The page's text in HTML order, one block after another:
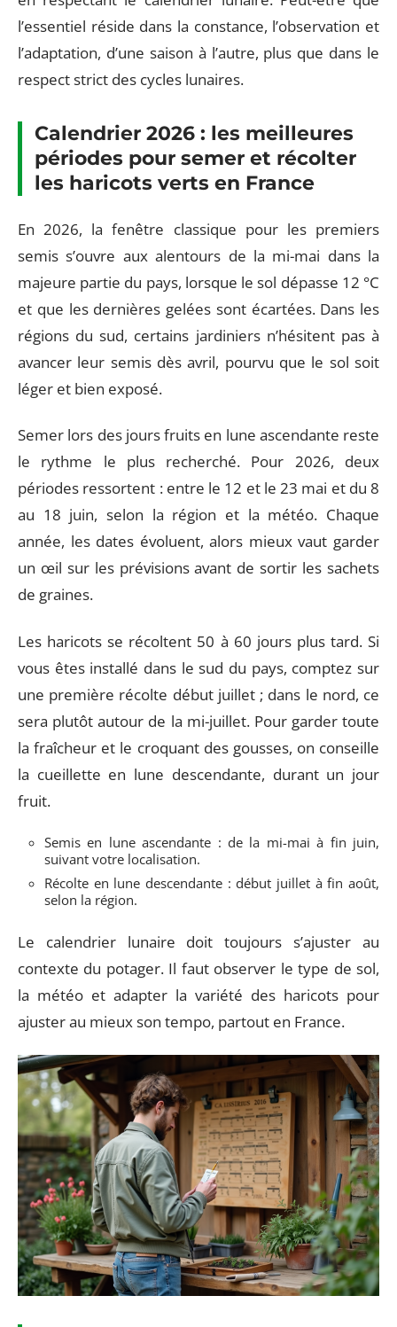
l’essentiel réside dans la constance, l’observation et
l’adaptation, d’une saison à l’autre, plus que dans le
respect strict des cycles lunaires.
Calendrier 2026 : les meilleures
périodes pour semer et récolter
les haricots verts en France
En 2026, la fenêtre classique pour les premiers
semis s’ouvre aux alentours de la mi-mai dans la
majeure partie du pays, lorsque le sol dépasse 12 °C
et que les dernières gelées sont écartées. Dans les
régions du sud, certains jardiniers n’hésitent pas à
avancer leur semis dès avril, pourvu que le sol soit
léger et bien exposé.
Semer lors des jours fruits en lune ascendante reste
le rythme le plus recherché. Pour 2026, deux
périodes ressortent : entre le 12 et le 23 mai et du 8
au 18 juin, selon la région et la météo. Chaque
année, les dates évoluent, alors mieux vaut garder
un œil sur les prévisions avant de sortir les sachets
de graines.
Les haricots se récoltent 50 à 60 jours plus tard. Si
vous êtes installé dans le sud du pays, comptez sur
une première récolte début juillet ; dans le nord, ce
sera plutôt autour de la mi-juillet. Pour garder toute
la fraîcheur et le croquant des gousses, on conseille
la cueillette en lune descendante, durant un jour
fruit.
Semis en lune ascendante : de la mi-mai à fin juin,
suivant votre localisation.
Récolte en lune descendante : début juillet à fin août,
selon la région.
Le calendrier lunaire doit toujours s’ajuster au
contexte du potager. Il faut observer le type de sol,
la météo et adapter la variété des haricots pour
ajuster au mieux son tempo, partout en France.